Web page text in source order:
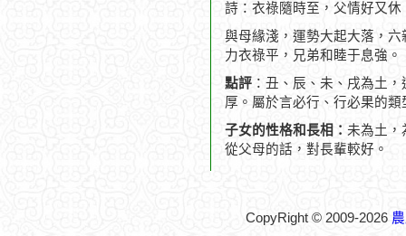
詩：衣祿隨時至，父情好又
與母緣淺，運勢大起大落，
力衣祿平，兄弟和睦于息強。
點評 ：丑、辰、未、戌為土
厚。屬於言必行、行必果的
子女的性格和長相： 未為土，
從父母的話，對長輩較好。
CopyRight © 2009-2026